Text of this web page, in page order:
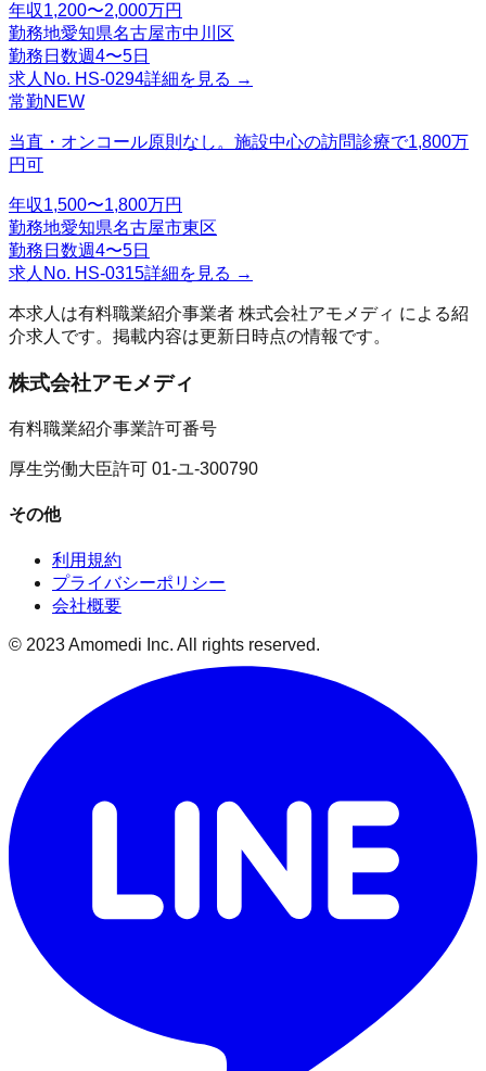
年収1,200〜2,000万円
勤務地愛知県名古屋市中川区
勤務日数週4〜5日
求人No. HS-0294詳細を見る →
常勤NEW
当直・オンコール原則なし。施設中心の訪問診療で1,800万
円可
年収1,500〜1,800万円
勤務地愛知県名古屋市東区
勤務日数週4〜5日
求人No. HS-0315詳細を見る →
本求人は有料職業紹介事業者 株式会社アモメディ による紹
介求人です。掲載内容は更新日時点の情報です。
株式会社アモメディ
有料職業紹介事業許可番号
厚生労働大臣許可 01-ユ-300790
その他
利用規約
プライバシーポリシー
会社概要
© 2023 Amomedi Inc. All rights reserved.